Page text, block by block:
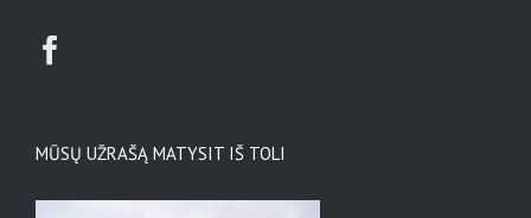
MŪSŲ UŽRAŠĄ MATYSIT IŠ TOLI